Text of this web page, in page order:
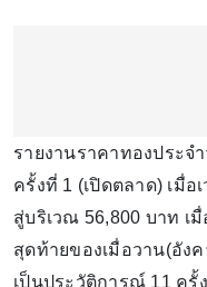
รายงานราคาทองประจ
ครั้งที่ 1 (เปิดตลาด) เมื่อ
สู่บริเวณ 56,800 บาท เ
สุดท้ายของเมื่อวาน(อัง
เป็นประวัติการณ์ 11 ครั้